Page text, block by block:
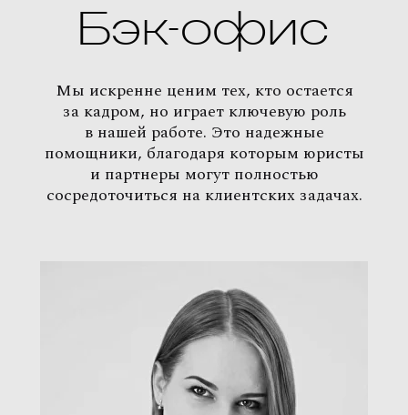
Бэк-офис
Мы искренне ценим тех, кто остается
за кадром, но играет ключевую роль
в нашей работе. Это надежные
помощники, благодаря которым юристы
и партнеры могут полностью
сосредоточиться на клиентских задачах.